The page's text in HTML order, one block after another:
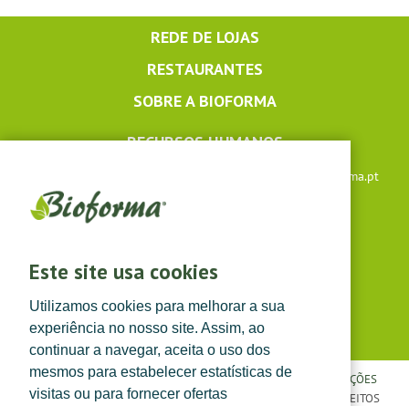
Este site usa cookies
Utilizamos cookies para melhorar a sua
experiência no nosso site. Assim, ao
continuar a navegar, aceita o uso dos
mesmos para estabelecer estatísticas de
visitas ou para fornecer ofertas
REDE DE LOJAS
RESTAURANTES
SOBRE A BIOFORMA
RECURSOS HUMANOS
lojaonline@bioforma.pt
(dias úteis das 8h30 às 13h e das 14h às 17h30)
POLÍTICA DE PRIVACIDADE|TERMOS E CONDIÇÕES
CONDIÇÕES
GERAIS DE VENDA | ©TOPFARMA, LDA. 2022. TODOS OS DIREITOS